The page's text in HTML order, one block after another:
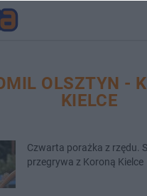
OLSZTYN -
KIELCE
Czwarta porażka z rzędu.
przegrywa z Koroną Kielce